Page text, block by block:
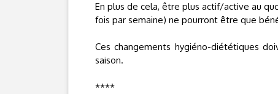
En plus de cela, être plus actif/active au
fois par semaine) ne pourront être que
Ces changements hygiéno-diététiques
saison.
****